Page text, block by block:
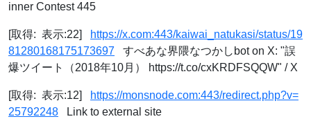
inner Contest 445
[取得: 表示:22]
https://x.com:443/kaiwai_natukasi/status/19
81280168175173697 すべあな界隈なつかしbot on X: "誤
爆ツイート（2018年10月） https://t.co/cxKRDFSQQW" / X
[取得: 表示:12]
https://monsnode.com:443/redirect.php?v=
25792248 Link to external site